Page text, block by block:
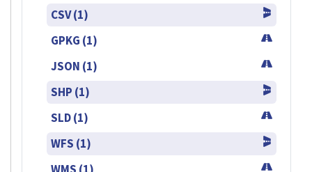
CSV (1)
GPKG (1)
JSON (1)
SHP (1)
SLD (1)
WFS (1)